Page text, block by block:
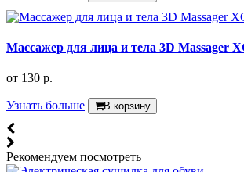
Массажер для лица и тела 3D Massager
от 130 р.
Узнать больше В корзину
Рекомендуем посмотреть